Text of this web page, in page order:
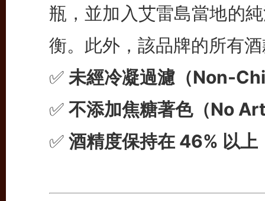
瓶，並加入艾雷島當地的
衡。此外，該品牌的所有
✅ 未經冷凝過濾（Non-
✅ 不添加焦糖著色（No
✅ 酒精度保持在 46% 以